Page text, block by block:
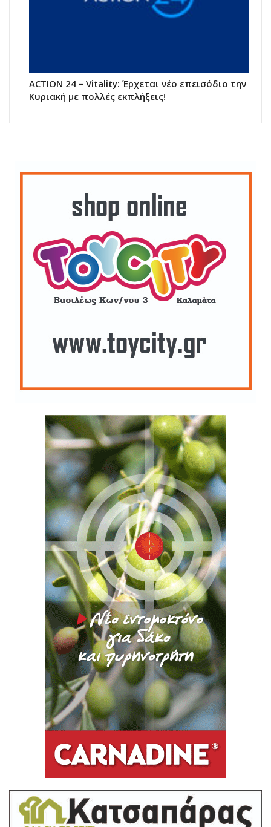
ACTION 24 – Vitality: Έρχεται νέο επεισόδιο την
Κυριακή με πολλές εκπλήξεις!